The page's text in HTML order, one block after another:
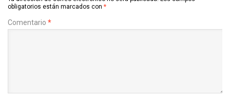
obligatorios están marcados con *
Comentario *